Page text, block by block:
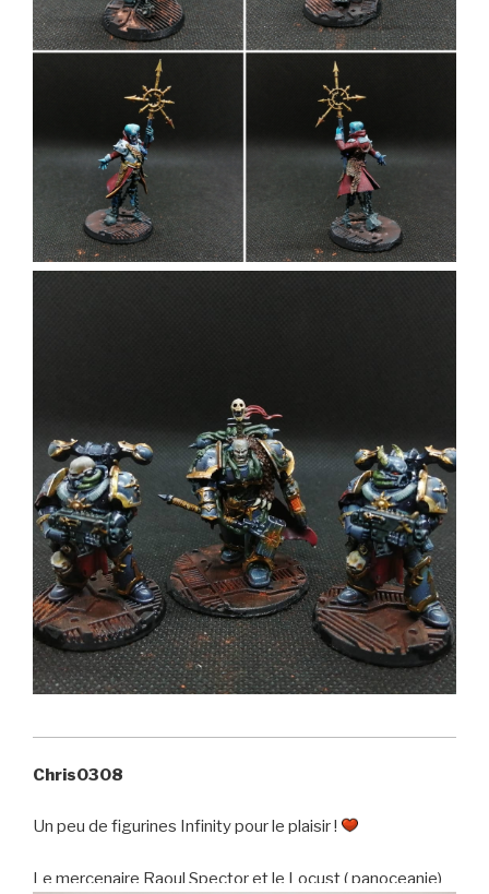
Chris0308
Un peu de figurines Infinity pour le plaisir !
Le mercenaire Raoul Spector et le Locust ( panoceanie)